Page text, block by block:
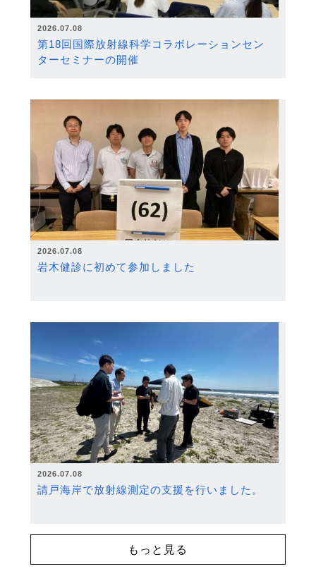
2026.07.08
第18回国際放射線科学コラボレーションセン
ターセミナーの開催
2026.07.08
岩木健診に初めて参加しました
2026.07.08
請戸海岸で放射線測定の支援を行いました。
もっと見る